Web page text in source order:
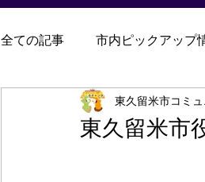
全ての記事 市内ピックアップ
くるくる保健室 事務局
東久留米市
東久留米市コミ